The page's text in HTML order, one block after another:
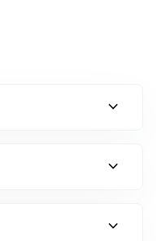
expand_more
expand_more
expand_more